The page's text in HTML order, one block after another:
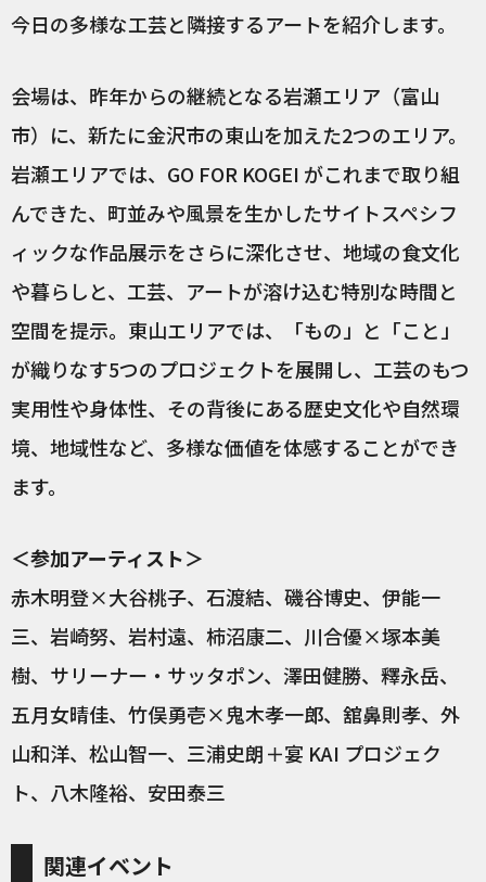
今日の多様な工芸と隣接するアートを紹介します。
会場は、昨年からの継続となる岩瀬エリア（富山
市）に、新たに金沢市の東山を加えた2つのエリア。
岩瀬エリアでは、GO FOR KOGEI がこれまで取り組
んできた、町並みや風景を生かしたサイトスペシフ
ィックな作品展示をさらに深化させ、地域の食文化
や暮らしと、工芸、アートが溶け込む特別な時間と
空間を提示。東山エリアでは、「もの」と「こと」
が織りなす5つのプロジェクトを展開し、工芸のもつ
実用性や身体性、その背後にある歴史文化や自然環
境、地域性など、多様な価値を体感することができ
ます。
＜参加アーティスト＞
赤木明登×大谷桃子、石渡結、磯谷博史、伊能一
三、岩崎努、岩村遠、柿沼康二、川合優×塚本美
樹、サリーナー・サッタポン、澤田健勝、釋永岳、
五月女晴佳、竹俣勇壱×鬼木孝一郎、舘鼻則孝、外
山和洋、松山智一、三浦史朗＋宴 KAI プロジェク
ト、八木隆裕、安田泰三
関連イベント